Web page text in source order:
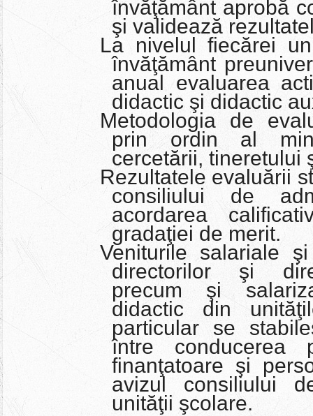
învăţământ aprobă
şi validează
La nivelul fiecărei
învăţământ
anual evaluarea
didactic şi didactic
Metodologia de
prin ordin al
cercetării, tineretului
Rezultatele evaluării
consiliului de
acordarea
gradaţiei de merit.
Veniturile salariale
directorilor şi
precum şi
didactic din
particular se
între conducerea
finanţatoare şi
avizul consiliului
unităţii şcolare.